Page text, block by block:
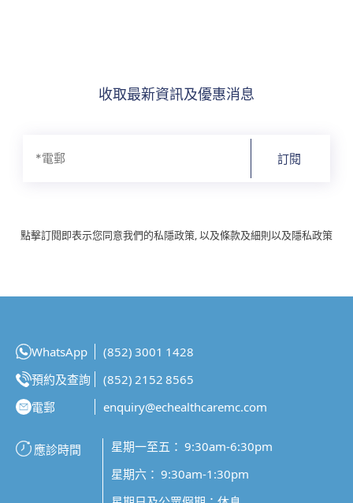
收取最新資訊及優惠消息
訂閱
點擊訂閱即表示您同意我們的私隱政策, 以及條款及細則以及隱私政策
WhatsApp
(852) 3001 1428
預約及查詢
(852) 2152 8565
電郵
enquiry@echealthcaremc.com
應診時間
星期一至五： 9:30am-6:30pm
星期六： 9:30am-1:30pm